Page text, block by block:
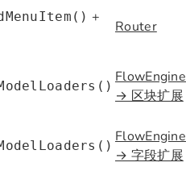
+
Router
FlowEngine
→ 区块扩展
FlowEngine
→ 字段扩展